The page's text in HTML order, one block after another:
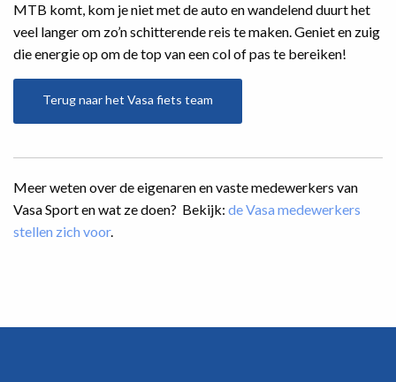
MTB komt, kom je niet met de auto en wandelend duurt het
veel langer om zo’n schitterende reis te maken. Geniet en zuig
die energie op om de top van een col of pas te bereiken!
Terug naar het Vasa fiets team
Meer weten over de eigenaren en vaste medewerkers van
Vasa Sport en wat ze doen? Bekijk: de Vasa medewerkers
stellen zich voor.